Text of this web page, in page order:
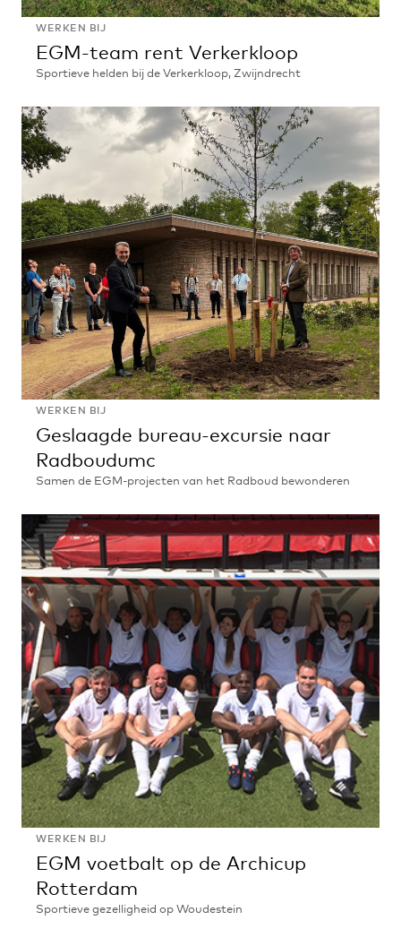
WERKEN BIJ
EGM-team rent Verkerkloop
Sportieve helden bij de Verkerkloop, Zwijndrecht
team
rent
Verkerkloop
WERKEN BIJ
Geslaagde bureau-excursie naar
Radboudumc
Samen de EGM-projecten van het Radboud bewonderen
bureau-
excursie
naar
Radboudumc
WERKEN BIJ
EGM voetbalt op de Archicup
Rotterdam
Sportieve gezelligheid op Woudestein